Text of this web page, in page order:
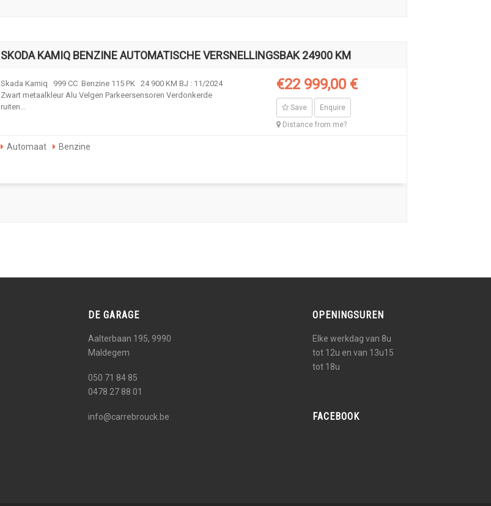
SKODA KAMIQ BENZINE AUTOMATISCHE VERSNELLINGSBAK 24900 KM
Skada Kamiq 999 CC Benzine 115 PK 24 900 KM BJ : 11/2024
Zwart metaalkleur Alu Velgen Parkeersensoren Verdonkerde
ruiten...
€22 999,00 €
Save
Enquire
Distance from me?
Automaat Benzine
DE GARAGE
Aalterbaan 195, 9990
Maldegem
050 71 84 85
0478 27 88 01
info@carrebrouck.be
OPENINGSUREN
Elke werkdag van 8u
tot 12u en van 13u15
tot 18u
FACEBOOK